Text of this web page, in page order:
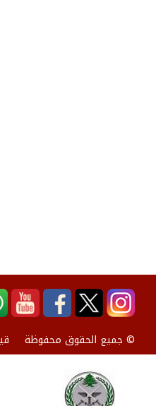
© جميع الحقوق محفوظة